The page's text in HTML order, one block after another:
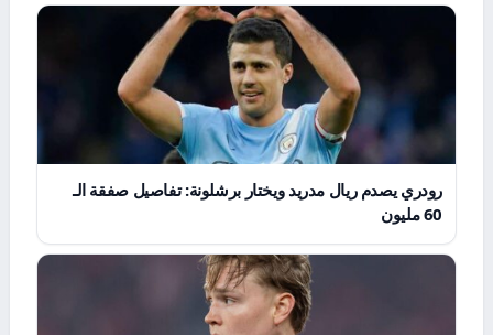
رودري يصدم ريال مدريد ويختار برشلونة: تفاصيل صفقة الـ
60 مليون